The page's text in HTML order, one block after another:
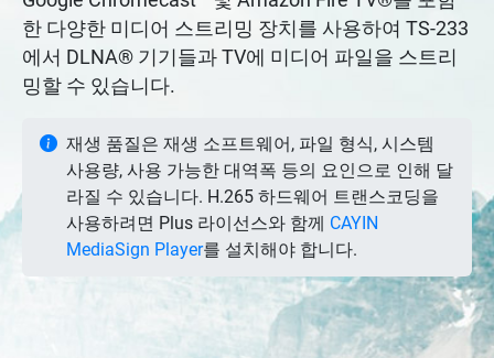
한 다양한 미디어 스트리밍 장치를 사용하여 TS-233
에서 DLNA® 기기들과 TV에 미디어 파일을 스트리
밍할 수 있습니다.
재생 품질은 재생 소프트웨어, 파일 형식, 시스템
사용량, 사용 가능한 대역폭 등의 요인으로 인해 달
라질 수 있습니다. H.265 하드웨어 트랜스코딩을
사용하려면 Plus 라이선스와 함께 CAYIN
MediaSign Player를 설치해야 합니다.